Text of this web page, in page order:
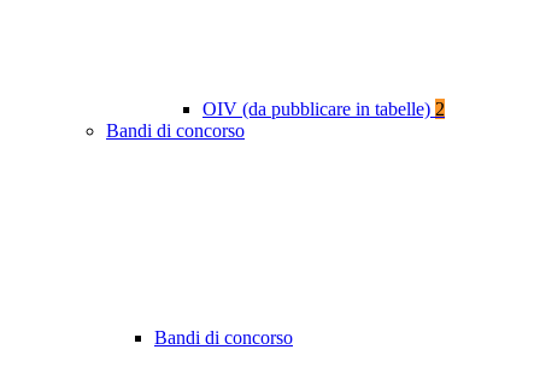
OIV (da pubblicare in tabelle) 2
Bandi di concorso
Bandi di concorso